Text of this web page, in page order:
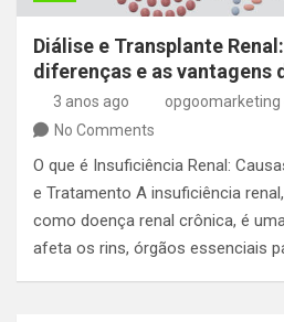
Diálise e Transplante
diferenças e as vantagens
3 anos ago
No Comments
O que é Insuficiência Renal:
e Tratamento A insuficiência
como doença renal crônica, é
afeta os rins, órgãos essenciais